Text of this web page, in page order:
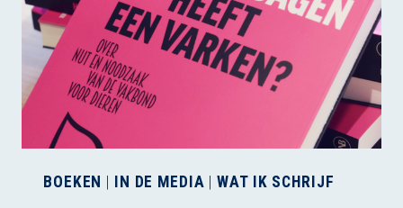
BOEKEN IN DE MEDIA |WAT IK SCHRIJF